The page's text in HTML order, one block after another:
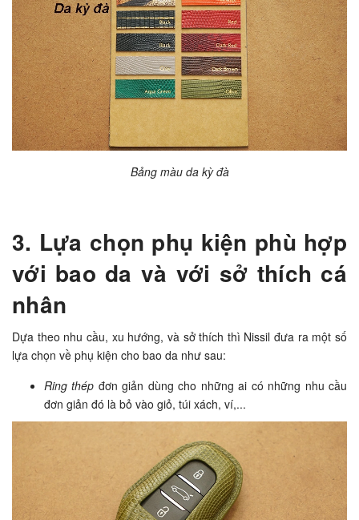
Bảng màu da kỳ đà
3. Lựa chọn phụ kiện phù hợp
với bao da và với sở thích cá
nhân
Dựa theo nhu cầu, xu hướng, và sở thích thì Nissil đưa ra một số
lựa chọn về phụ kiện cho bao da như sau:
Ring thép đơn giản dùng cho những ai có những nhu cầu
đơn giản đó là bỏ vào giỏ, túi xách, ví,...